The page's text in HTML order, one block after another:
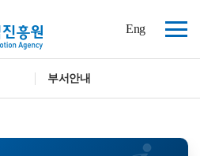
Eng
체
부서안내